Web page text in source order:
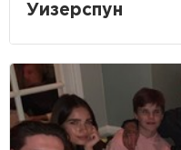
Уизерспун